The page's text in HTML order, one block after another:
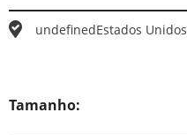
undefinedEstados Unidos
Tamanho: